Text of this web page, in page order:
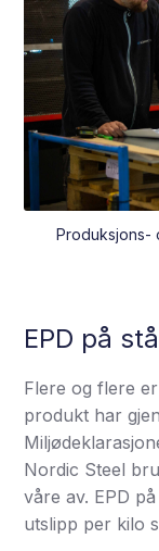
Produksjons-
EPD på
Flere og flere
produkt har
Nordic Steel
våre av. EPD
utslipp per kilo